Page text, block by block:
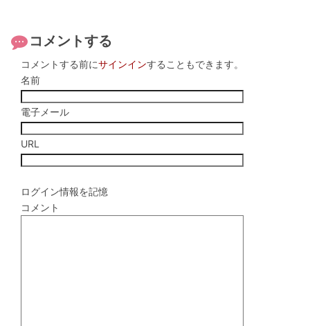
コメントする
コメントする前にサインインすることもできます。
名前
電子メール
URL
ログイン情報を記憶
コメント